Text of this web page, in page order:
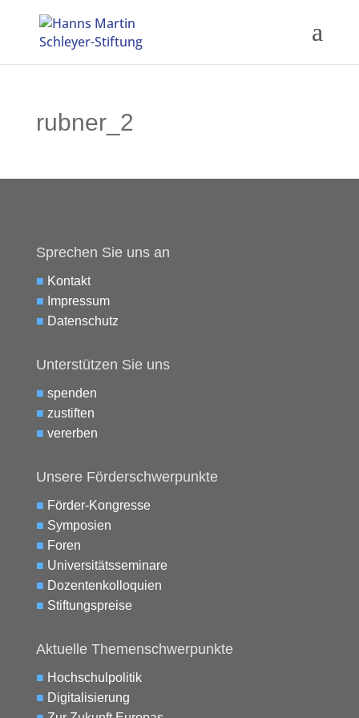
rubner_2
Sprechen Sie uns an
■ Kontakt
■ Impressum
■ Datenschutz
Unterstützen Sie uns
■ spenden
■ zustiften
■ vererben
Unsere Förderschwerpunkte
■ Förder-Kongresse
■ Symposien
■ Foren
■ Universitätsseminare
■ Dozentenkolloquien
■ Stiftungspreise
Aktuelle Themenschwerpunkte
■ Hochschulpolitik
■ Digitalisierung